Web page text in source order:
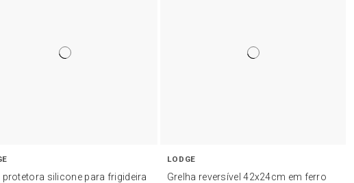
protetora silicone para frigideira
LODGE
Grelha reversível 42x24cm em ferro